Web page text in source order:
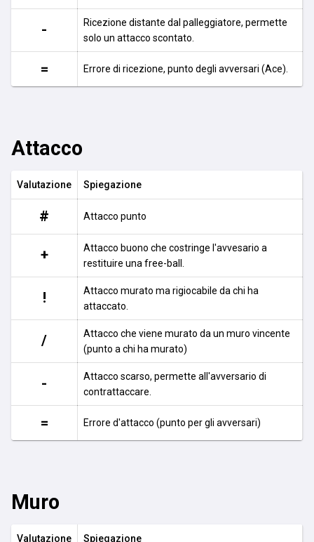
-
Ricezione distante dal palleggiatore, permette
solo un attacco scontato.
= Errore di ricezione, punto degli avversari (Ace).
Attacco
Valutazione Spiegazione
# Attacco punto
+
Attacco buono che costringe l'avvesario a
restituire una free-ball.
!
Attacco murato ma rigiocabile da chi ha
attaccato.
/
Attacco che viene murato da un muro vincente
(punto a chi ha murato)
-
Attacco scarso, permette all'avversario di
contrattaccare.
= Errore d'attacco (punto per gli avversari)
Muro
Valutazione Spiegazione